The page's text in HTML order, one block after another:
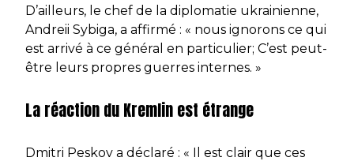
D’ailleurs, le chef de la diplomatie ukrainienne,
Andreii Sybiga, a affirmé : « nous ignorons ce qui
est arrivé à ce général en particulier; C’est peut-
être leurs propres guerres internes. »
La réaction du Kremlin est étrange
Dmitri Peskov a déclaré : « Il est clair que ces